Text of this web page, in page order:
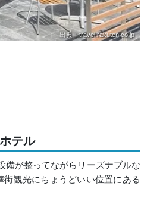
出典：travel.rakuten.co.jp
テル
備が整ってながらリーズナブルな
観光にちょうどいい位置にある